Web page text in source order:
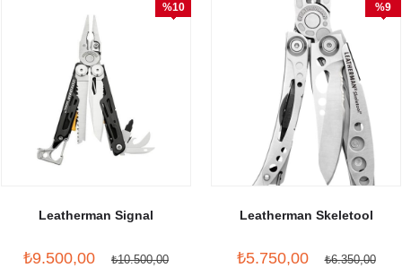
Leatherman Signal
₺9.500,00 ₺10.500,00
%10
Leatherman Skeletool
₺5.750,00 ₺6.350,00
%9